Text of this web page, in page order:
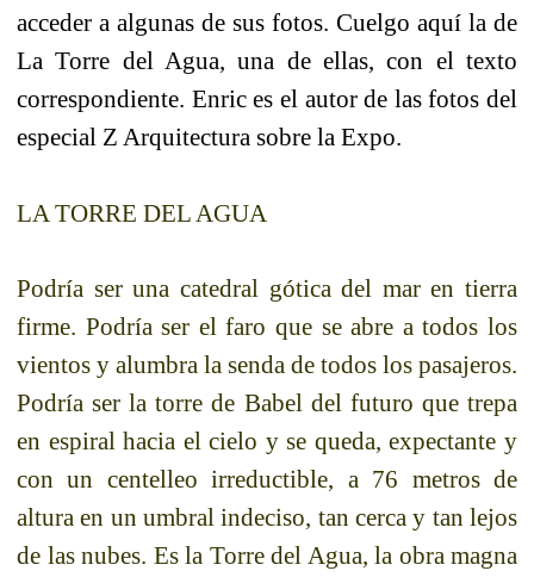
acceder a algunas de sus fotos. Cuelgo aquí la de
La Torre del Agua, una de ellas, con el texto
correspondiente. Enric es el autor de las fotos del
especial Z Arquitectura sobre la Expo.
LA TORRE DEL AGUA
Podría ser una catedral gótica del mar en tierra
firme. Podría ser el faro que se abre a todos los
vientos y alumbra la senda de todos los pasajeros.
Podría ser la torre de Babel del futuro que trepa
en espiral hacia el cielo y se queda, expectante y
con un centelleo irreductible, a 76 metros de
altura en un umbral indeciso, tan cerca y tan lejos
de las nubes. Es la Torre del Agua, la obra magna